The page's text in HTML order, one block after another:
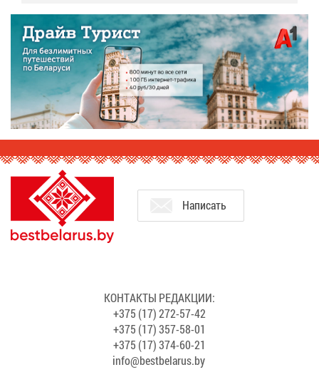
На­пи­сать
КОН­ТАК­ТЫ РЕ­ДАК­ЦИИ:
+375 (17) 272-57-42
+375 (17) 357-58-01
+375 (17) 374-60-21
info@​bes​tbel​arus.​by